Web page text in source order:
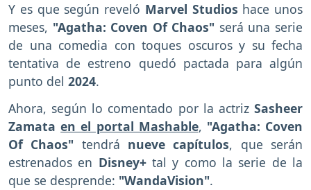
Y es que según reveló Marvel Studios hace unos
meses, "Agatha: Coven Of Chaos" será una serie
de una comedia con toques oscuros y su fecha
tentativa de estreno quedó pactada para algún
punto del 2024.
Ahora, según lo comentado por la actriz Sasheer
Zamata en el portal Mashable, "Agatha: Coven
Of Chaos" tendrá nueve capítulos, que serán
estrenados en Disney+tal y como la serie de la
que se desprende: "WandaVision".